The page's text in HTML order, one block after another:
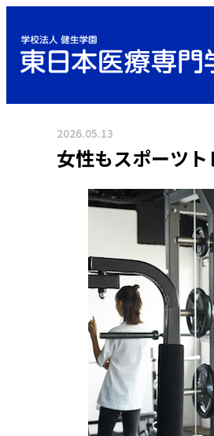
2026.05.13
女性もスポーツ